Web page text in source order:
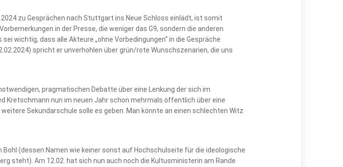
zu Gesprächen nach Stuttgart ins Neue Schloss einlädt, ist somit
in der Presse, die weniger das G9, sondern die anderen
wichtig, dass alle Akteure „ohne Vorbedingungen“ in die Gespräche
spricht er unverhohlen über grün/rote Wunschszenarien, die uns
pragmatischen Debatte über eine Lenkung der sich im
Kretschmann nun im neuen Jahr schon mehrmals öffentlich über eine
Sekundarschule solle es geben. Man könnte an einen schlechten Witz
(dessen Namen wie keiner sonst auf Hochschulseite für die ideologische
steht). Am 12.02. hat sich nun auch noch die Kultusministerin am Rande